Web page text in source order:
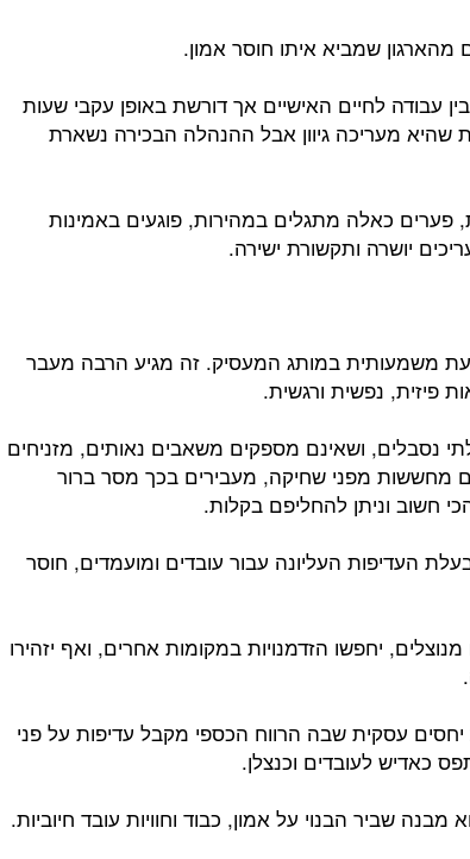
מהארגון שמביא איתו חוסר אמון.
עבודה לחיים האישיים אך דורשת באופן עקבי שעות
שהיא מעריכה גיוון אבל ההנהלה הבכירה נשארת
פערים כאלה מתגלים במהירות, פוגעים באמינות
יושרה ותקשורת ישירה.
משמעותית במותג המעסיק. זה מגיע הרבה מעבר
פיזית, נפשית ורגשית.
נסבלים, ושאינם מספקים משאבים נאותים, מזניחים
מחששות מפני שחיקה, מעבירים בכך מסר ברור
חשוב וניתן להחליפם בקלות.
העדיפות העליונה עבור עובדים ומועמדים, חוסר
יחפשו הזדמנויות במקומות אחרים, ואף יזהירו
עסקית שבה הרווח הכספי מקבל עדיפות על פני
כאדיש לעובדים וכנצלן.
שביר הבנוי על אמון, כבוד וחוויות עובד חיוביות.